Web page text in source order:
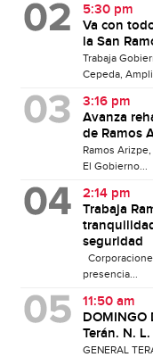
5:30 pm
Va con
la San
Trabaja
Cepeda,
3:16 pm
Avanza
de Ramos
Ramos
El Gobierno...
2:14 pm
Trabaja
seguridad
presencia...
11:50 am
DOMINGO
Terán. N. L.
GENERAL